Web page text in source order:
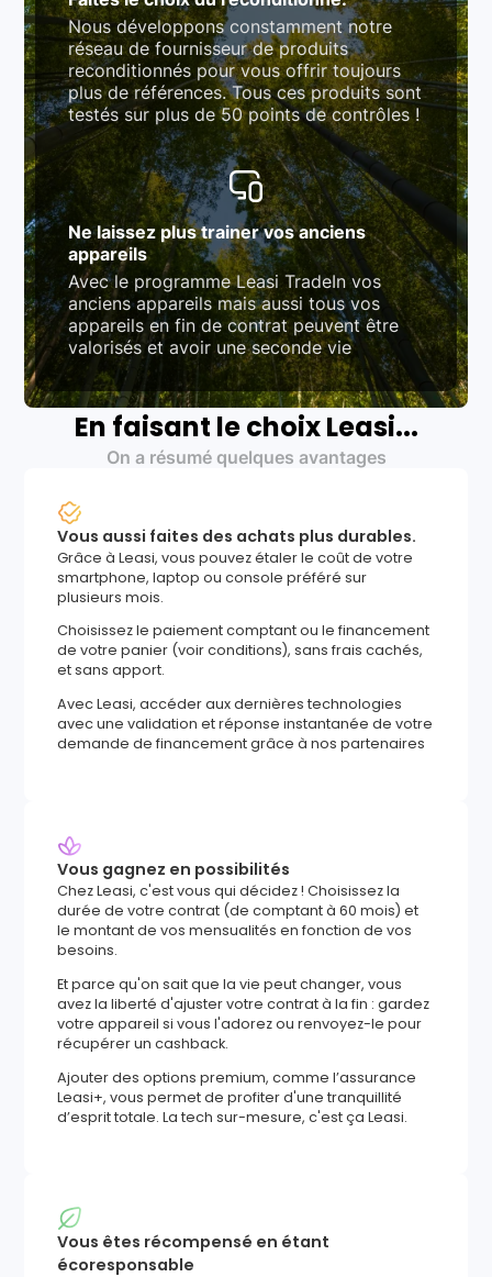
Nous développons constamment notre
réseau de fournisseur de produits
reconditionnés pour vous offrir toujours
plus de références. Tous ces produits sont
testés sur plus de 50 points de contrôles !
Ne laissez plus trainer vos anciens
appareils
Avec le programme Leasi TradeIn vos
anciens appareils mais aussi tous vos
appareils en fin de contrat peuvent être
valorisés et avoir une seconde vie
En faisant le choix Leasi...
On a résumé quelques avantages
Vous aussi faites des achats plus durables.
Grâce à Leasi, vous pouvez étaler le coût de votre
smartphone, laptop ou console préféré sur
plusieurs mois.
Choisissez le paiement comptant ou le financement
de votre panier (voir conditions), sans frais cachés,
et sans apport.
Avec Leasi, accéder aux dernières technologies
avec une validation et réponse instantanée de votre
demande de financement grâce à nos partenaires
Vous gagnez en possibilités
Chez Leasi, c'est vous qui décidez ! Choisissez la
durée de votre contrat (de comptant à 60 mois) et
le montant de vos mensualités en fonction de vos
besoins.
Et parce qu'on sait que la vie peut changer, vous
avez la liberté d'ajuster votre contrat à la fin : gardez
votre appareil si vous l'adorez ou renvoyez-le pour
récupérer un cashback.
Ajouter des options premium, comme l’assurance
Leasi+, vous permet de profiter d'une tranquillité
d’esprit totale. La tech sur-mesure, c'est ça Leasi.
Vous êtes récompensé en étant
écoresponsable